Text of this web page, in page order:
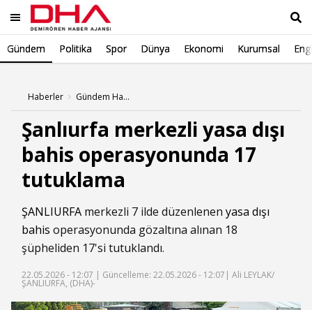
Gündem Politika Spor Dünya Ekonomi Kurumsal
Haberler Gündem Haberleri
Şanlıurfa merkezli yasa dışı
bahis operasyonunda 17
tutuklama
ŞANLIURFA merkezli 7 ilde düzenlenen yasa dışı
bahis operasyonunda gözaltına alınan 18
şüpheliden 17'si tutuklandı.
22.05.2026 - 12:07 | Güncelleme: 22.05.2026 - 12:07 | Ali LEYLAK/
ŞANLIURFA, (DHA)-